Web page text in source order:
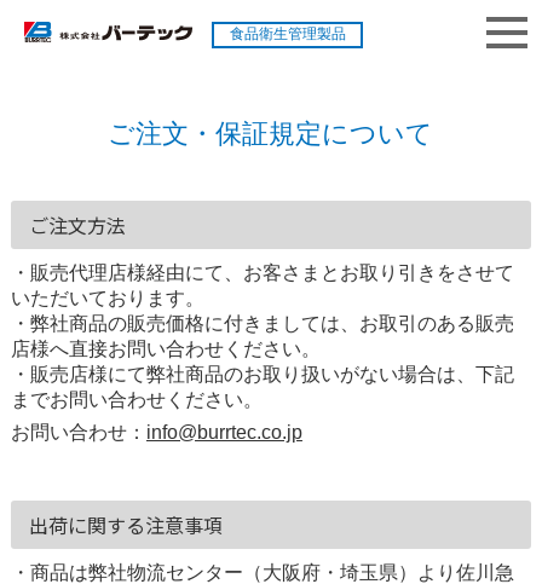
食品衛生管理製品
ご注文・保証規定について
ご注文方法
・販売代理店様経由にて、お客さまとお取り引きをさせて
いただいております。
・弊社商品の販売価格に付きましては、お取引のある販売
店様へ直接お問い合わせください。
・販売店様にて弊社商品のお取り扱いがない場合は、下記
までお問い合わせください。
お問い合わせ： info@burrtec.co.jp
出荷に関する注意事項
・商品は弊社物流センター（大阪府・埼玉県）より佐川急